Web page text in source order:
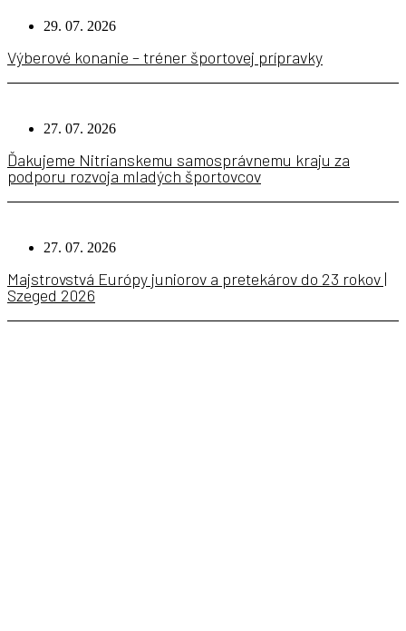
29. 07. 2026
Výberové konanie – tréner športovej prípravky
27. 07. 2026
Ďakujeme Nitrianskemu samosprávnemu kraju za
podporu rozvoja mladých športovcov
27. 07. 2026
Majstrovstvá Európy juniorov a pretekárov do 23 rokov |
Szeged 2026